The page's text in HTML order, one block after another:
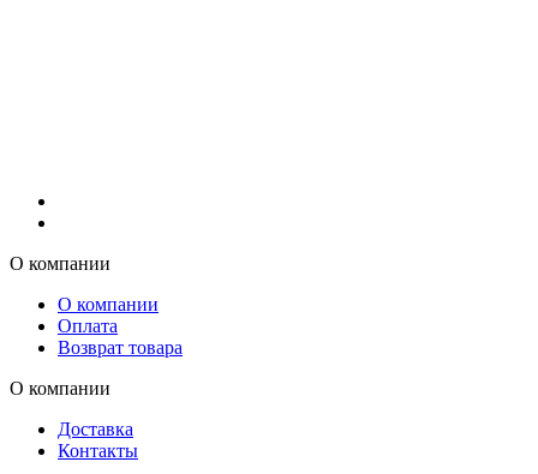
О компании
О компании
Оплата
Возврат товара
О компании
Доставка
Контакты